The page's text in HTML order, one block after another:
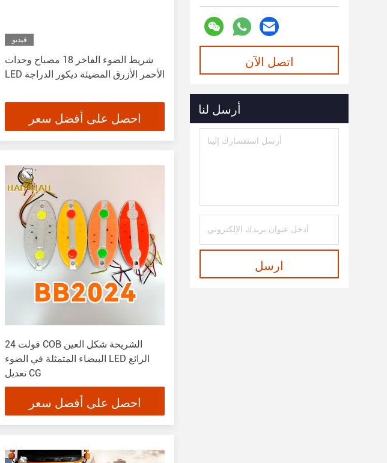
فيديو
شريط الضوء الفاخر 18 مصباح وحدات
LED الأحمر الأزرق المضيئة ديكور الدراجة
احصل على أفضل سعر
24 فولت COB الشريحة شكل العين
البيضاء المتمثلة في الضوء LED الرائع
تعديل CG
احصل على أفضل سعر
اتصل الآن
أرسل لنا
ارسل